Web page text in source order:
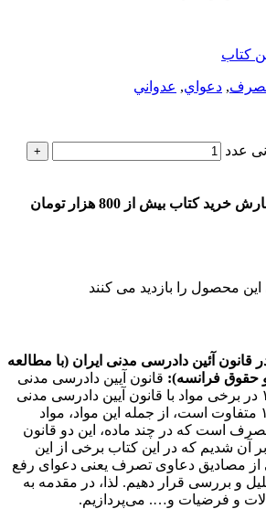
, دعواي, عدواني
عدد
کتاب بیش از 800 هزار تومان
این محصول را بازدید می کنند
آئین دادرسی مدنی ایران (با مطالعه
حقوق فرانسه): قانون آیین دادرسی مدنی
جدید مصوب سال ۱۳۷۹ در برخی مواد با قانون آیین دادرسی مدنی
قدیم مصوب سال ۱۳۱۸ متفاوت است، از جمله این مواد، مواد
است که در چند ماده، این دو قانون
آن شدیم که در این کتاب برخی از این
از مصادیق دعاوی تصرف یعنی دعوای رفع
و بررسی قرار دهیم. لذا، در مقدمه به
و فرضیات و…. می‌پردازیم.